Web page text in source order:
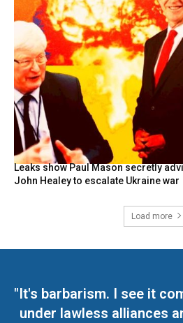
Leaks show Paul Mason secretly
John Healey to escalate Ukraine war
Load more
"It's barbarism. I see it
under lawless alliances